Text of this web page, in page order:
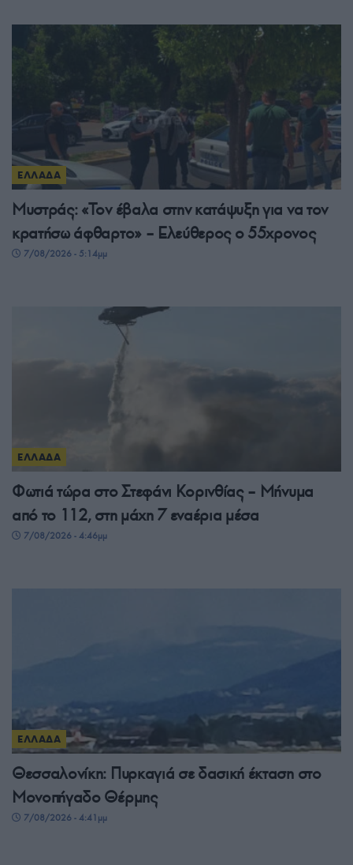
ΕΛΛΑΔΑ
Μυστράς: «Τον έβαλα στην κατάψυξη για να τον
κρατήσω άφθαρτο» – Ελεύθερος ο 55χρονος
7/08/2026 - 5:14μμ
ΕΛΛΑΔΑ
Φωτιά τώρα στο Στεφάνι Κορινθίας – Μήνυμα
από το 112, στη μάχη 7 εναέρια μέσα
7/08/2026 - 4:46μμ
ΕΛΛΑΔΑ
Θεσσαλονίκη: Πυρκαγιά σε δασική έκταση στο
Μονοπήγαδο Θέρμης
7/08/2026 - 4:41μμ